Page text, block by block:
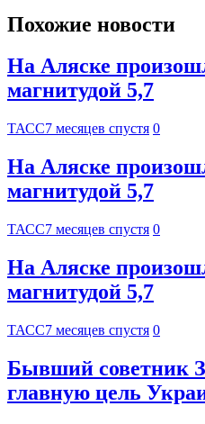
Похожие новости
На Аляске
магнитудой 5,7
ТАСС7 месяцев спустя 0
На Аляске
магнитудой 5,7
ТАСС7 месяцев спустя 0
На Аляске
магнитудой 5,7
ТАСС7 месяцев спустя 0
Бывший советник
главную цель